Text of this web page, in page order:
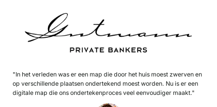
"In het verleden was er een map die door het huis moest zwerven en
op verschillende plaatsen ondertekend moest worden. Nu is er een
digitale map die ons ondertekenproces veel eenvoudiger maakt."